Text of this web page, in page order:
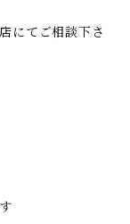
にてご相談下さ